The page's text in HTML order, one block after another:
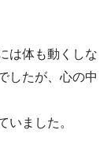
は体も動くしな
したが、心の中
いました。